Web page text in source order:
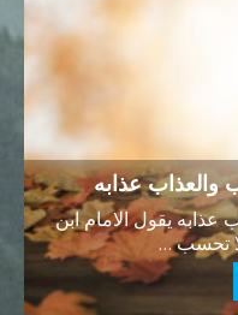
والعذاب عذابه
عذابه يقول الامام ابن
تحسب …